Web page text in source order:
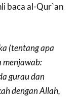
baca al-Qur`an
(tentang apa
menjawab:
gurau dan
dengan Allah,